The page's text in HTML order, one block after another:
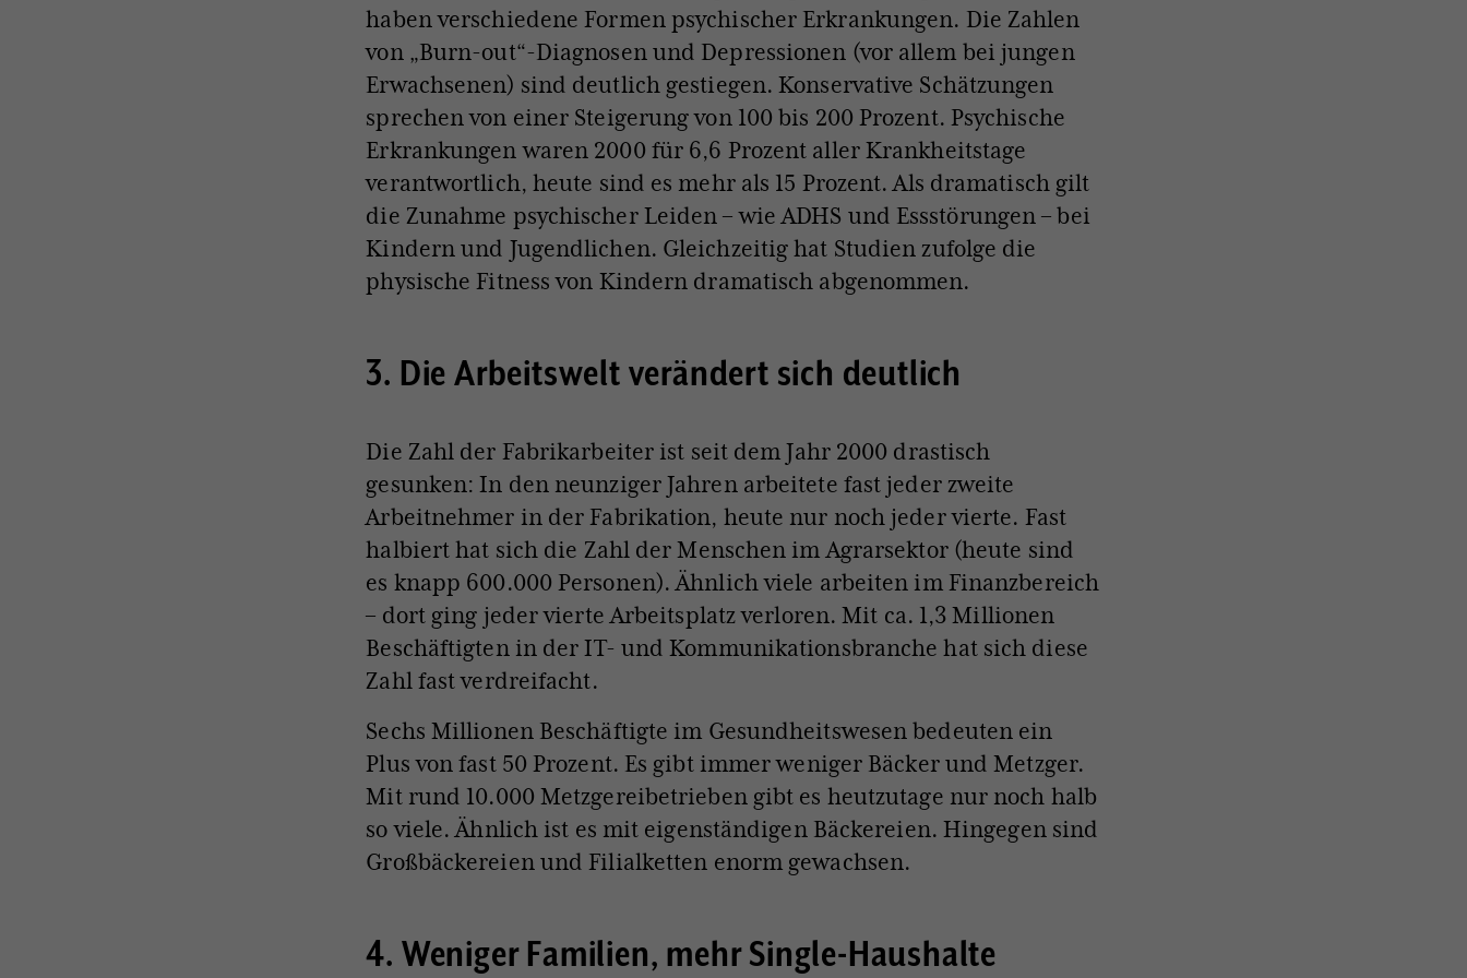
haben verschiedene Formen psychischer Erkrankungen. Die Zahlen
von „Burn-out“-Diagnosen und Depressionen (vor allem bei jungen
Erwachsenen) sind deutlich gestiegen. Konservative Schätzungen
sprechen von einer Steigerung von 100 bis 200 Prozent. Psychische
Erkrankungen waren 2000 für 6,6 Prozent aller Krankheitstage
verantwortlich, heute sind es mehr als 15 Prozent. Als dramatisch gilt
die Zunahme psychischer Leiden – wie ADHS und Essstörungen – bei
Kindern und Jugendlichen. Gleichzeitig hat Studien zufolge die
physische Fitness von Kindern dramatisch abgenommen.
3. Die Arbeitswelt verändert sich deutlich
Die Zahl der Fabrikarbeiter ist seit dem Jahr 2000 drastisch
gesunken: In den neunziger Jahren arbeitete fast jeder zweite
Arbeitnehmer in der Fabrikation, heute nur noch jeder vierte. Fast
halbiert hat sich die Zahl der Menschen im Agrarsektor (heute sind
es knapp 600.000 Personen). Ähnlich viele arbeiten im Finanzbereich
– dort ging jeder vierte Arbeitsplatz verloren. Mit ca. 1,3 Millionen
Beschäftigten in der IT- und Kommunikationsbranche hat sich diese
Zahl fast verdreifacht.
Sechs Millionen Beschäftigte im Gesundheitswesen bedeuten ein
Plus von fast 50 Prozent. Es gibt immer weniger Bäcker und Metzger.
Mit rund 10.000 Metzgereibetrieben gibt es heutzutage nur noch halb
so viele. Ähnlich ist es mit eigenständigen Bäckereien. Hingegen sind
Großbäckereien und Filialketten enorm gewachsen.
4. Weniger Familien, mehr Single-Haushalte